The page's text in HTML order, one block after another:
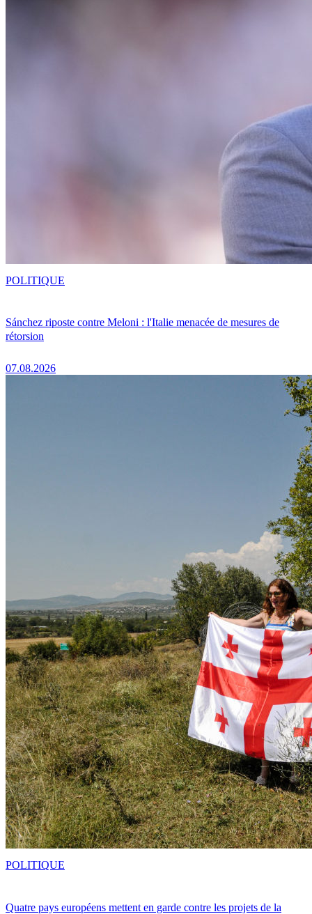
Sánchez riposte contre Meloni : l'Italie menacée de mesures de
rétorsion
07.08.2026
POLITIQUE
Quatre pays européens mettent en garde contre les projets de la
POLITIQUE